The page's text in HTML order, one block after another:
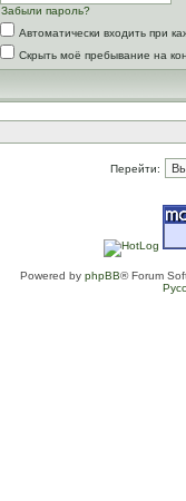
Забыли пароль?
Автоматически входить при
Скрыть моё пребывание на
Перейти:
Powered by phpBB® Forum